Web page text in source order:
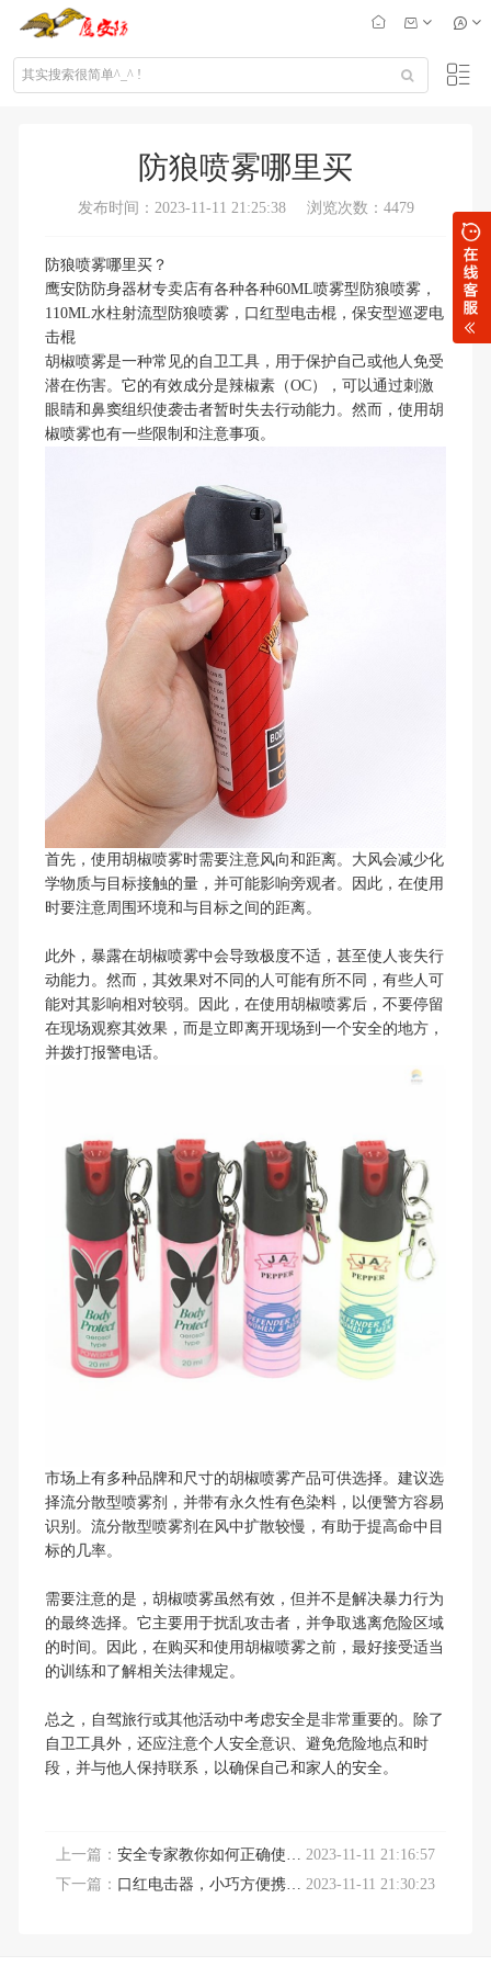
防狼喷雾哪里买
发布时间：2023-11-11 21:25:38 浏览次数：4479
防狼喷雾哪里买？
鹰安防防身器材专卖店有各种各种60ML喷雾型防狼喷雾，
110ML水柱射流型防狼喷雾，口红型电击棍，保安型巡逻电
击棍
胡椒喷雾是一种常见的自卫工具，用于保护自己或他人免受
潜在伤害。它的有效成分是辣椒素（OC），可以通过刺激
眼睛和鼻窦组织使袭击者暂时失去行动能力。然而，使用胡
椒喷雾也有一些限制和注意事项。
首先，使用胡椒喷雾时需要注意风向和距离。大风会减少化
学物质与目标接触的量，并可能影响旁观者。因此，在使用
时要注意周围环境和与目标之间的距离。
此外，暴露在胡椒喷雾中会导致极度不适，甚至使人丧失行
动能力。然而，其效果对不同的人可能有所不同，有些人可
能对其影响相对较弱。因此，在使用胡椒喷雾后，不要停留
在现场观察其效果，而是立即离开现场到一个安全的地方，
并拨打报警电话。
市场上有多种品牌和尺寸的胡椒喷雾产品可供选择。建议选
择流分散型喷雾剂，并带有永久性有色染料，以便警方容易
识别。流分散型喷雾剂在风中扩散较慢，有助于提高命中目
标的几率。
需要注意的是，胡椒喷雾虽然有效，但并不是解决暴力行为
的最终选择。它主要用于扰乱攻击者，并争取逃离危险区域
的时间。因此，在购买和使用胡椒喷雾之前，最好接受适当
的训练和了解相关法律规定。
总之，自驾旅行或其他活动中考虑安全是非常重要的。除了
自卫工具外，还应注意个人安全意识、避免危险地点和时
段，并与他人保持联系，以确保自己和家人的安全。
上一篇： 安全专家教你如何正确使用防狼喷雾 2023-11-11 21:16:57
下一篇：
口红电击器，小巧方便携带用处大 2023-11-11 21:30:23